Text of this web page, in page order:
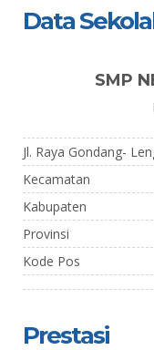
Data
SMP
Jl. Raya Gondang-
Kecamatan
Kabupaten
Provinsi
Kode Pos
Prestasi